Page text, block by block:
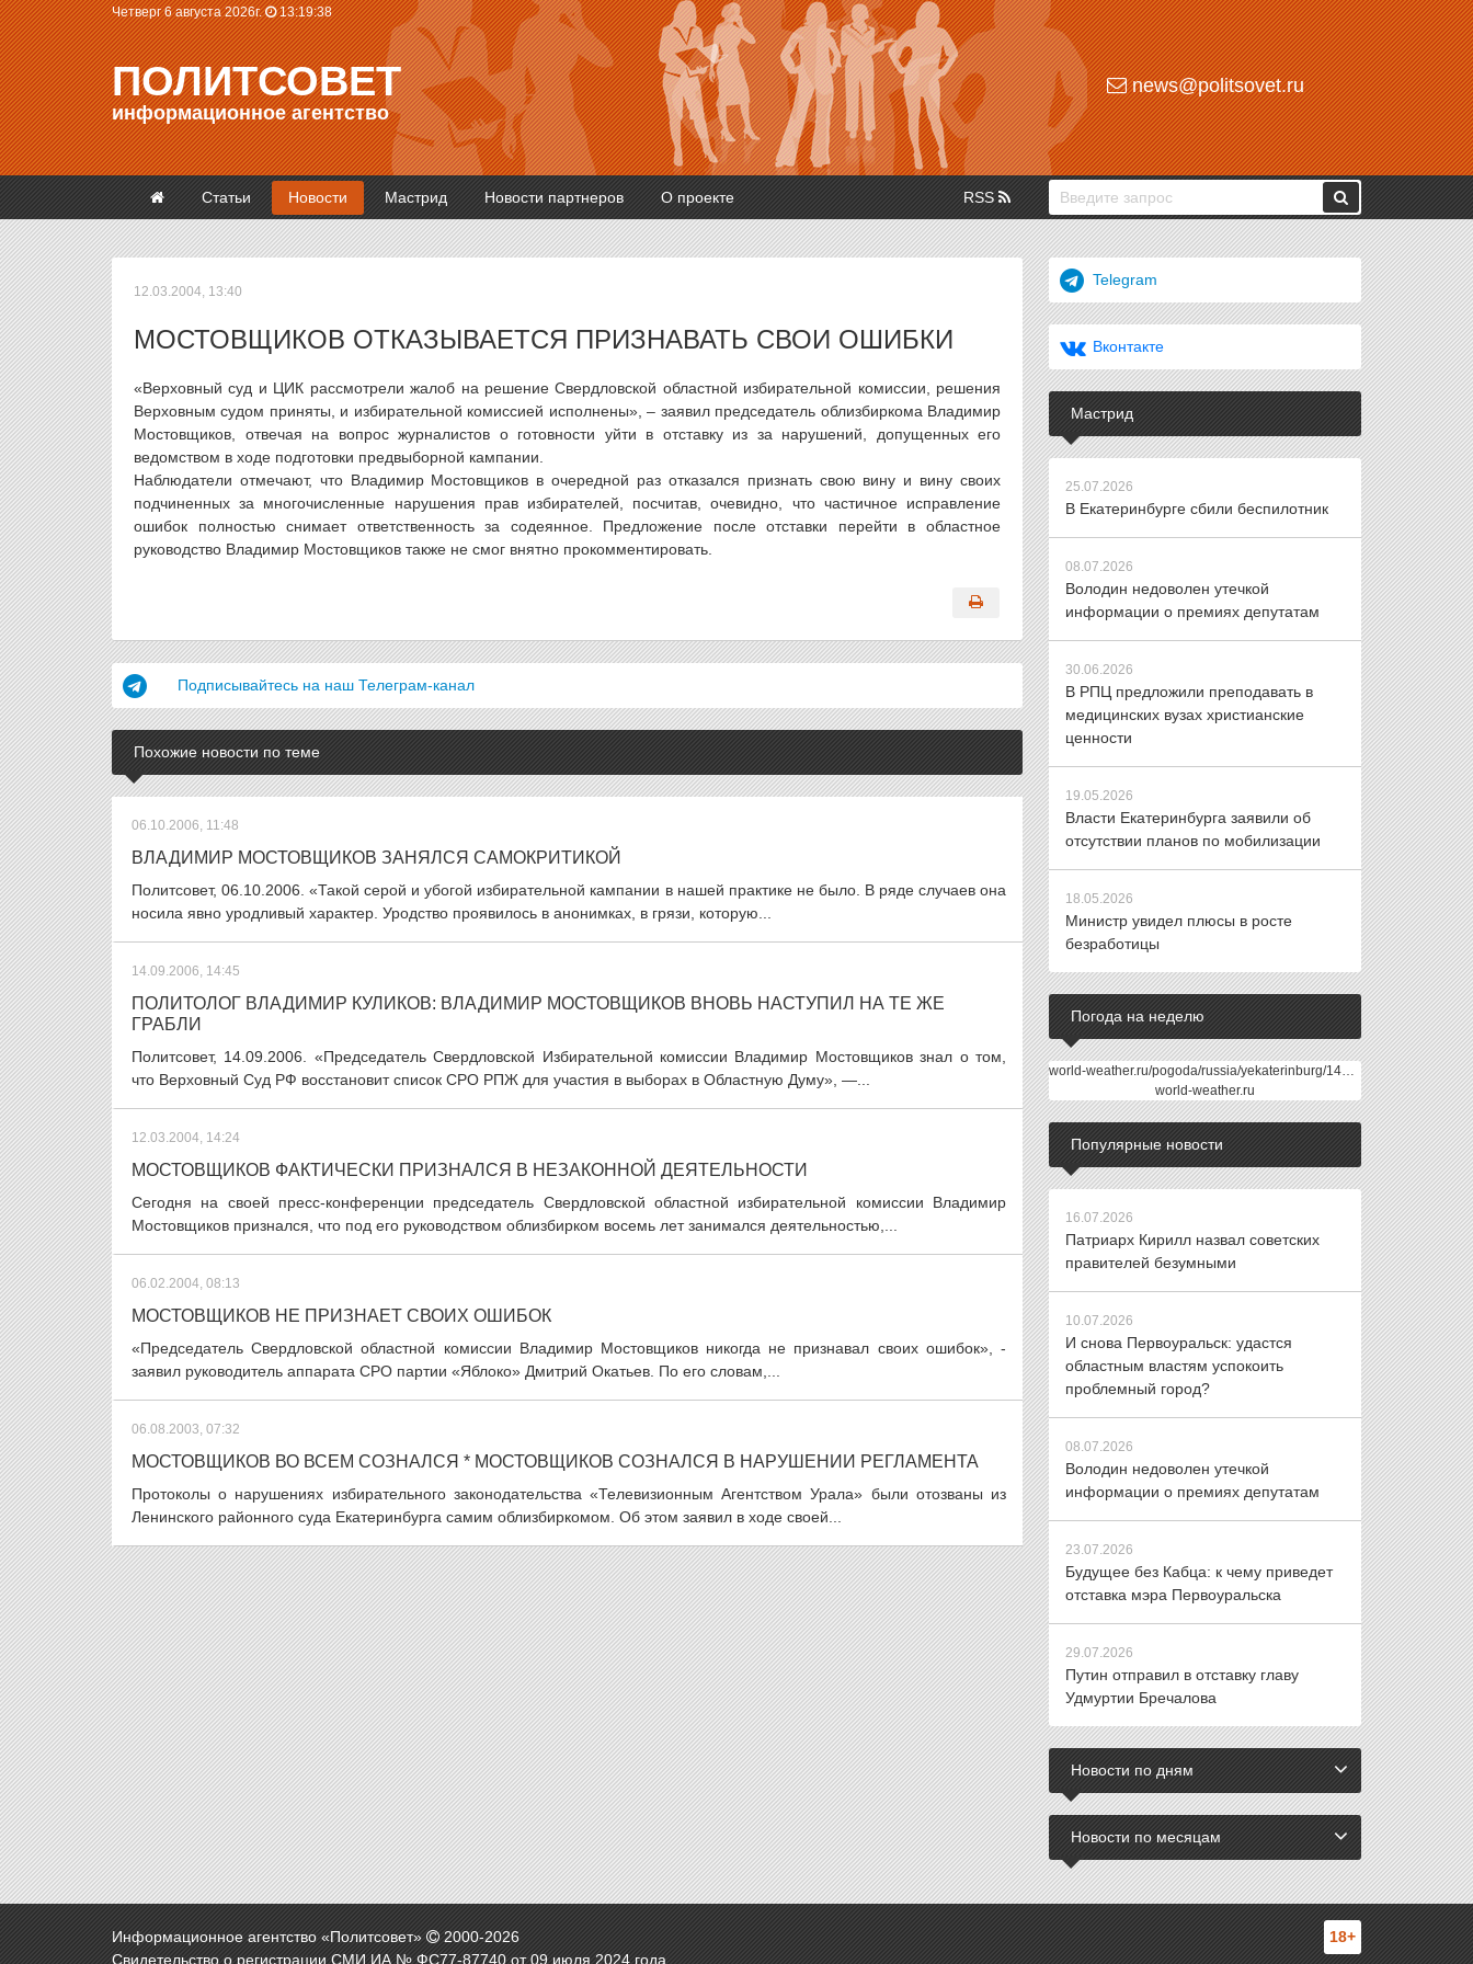
Четверг 6 августа 2026г. 13:19:38
ПОЛИТСОВЕТ
информационное агентство
news@politsovet.ru
Статьи Новости Мастрид Новости партнеров О проекте RSS
12.03.2004, 13:40
МОСТОВЩИКОВ ОТКАЗЫВАЕТСЯ ПРИЗНАВАТЬ СВОИ ОШИБКИ
«Верховный суд и ЦИК рассмотрели жалоб на решение Свердловской областной избирательной комиссии, решения
Верховным судом приняты, и избирательной комиссией исполнены», – заявил председатель облизбиркома Владимир
Мостовщиков, отвечая на вопрос журналистов о готовности уйти в отставку из за нарушений, допущенных его
ведомством в ходе подготовки предвыборной кампании.
Наблюдатели отмечают, что Владимир Мостовщиков в очередной раз отказался признать свою вину и вину своих
подчиненных за многочисленные нарушения прав избирателей, посчитав, очевидно, что частичное исправление
ошибок полностью снимает ответственность за содеянное. Предложение после отставки перейти в областное
руководство Владимир Мостовщиков также не смог внятно прокомментировать.
Подписывайтесь на наш Телеграм-канал
Похожие новости по теме
06.10.2006, 11:48
ВЛАДИМИР МОСТОВЩИКОВ ЗАНЯЛСЯ САМОКРИТИКОЙ
Политсовет, 06.10.2006. «Такой серой и убогой избирательной кампании в нашей практике не было. В ряде случаев она
носила явно уродливый характер. Уродство проявилось в анонимках, в грязи, которую...
14.09.2006, 14:45
ПОЛИТОЛОГ ВЛАДИМИР КУЛИКОВ: ВЛАДИМИР МОСТОВЩИКОВ ВНОВЬ НАСТУПИЛ НА ТЕ ЖЕ
ГРАБЛИ
Политсовет, 14.09.2006. «Председатель Свердловской Избирательной комиссии Владимир Мостовщиков знал о том,
что Верховный Суд РФ восстановит список СРО РПЖ для участия в выборах в Областную Думу», —...
12.03.2004, 14:24
МОСТОВЩИКОВ ФАКТИЧЕСКИ ПРИЗНАЛСЯ В НЕЗАКОННОЙ ДЕЯТЕЛЬНОСТИ
Сегодня на своей пресс-конференции председатель Свердловской областной избирательной комиссии Владимир
Мостовщиков признался, что под его руководством облизбирком восемь лет занимался деятельностью,...
06.02.2004, 08:13
МОСТОВЩИКОВ НЕ ПРИЗНАЕТ СВОИХ ОШИБОК
«Председатель Свердловской областной комиссии Владимир Мостовщиков никогда не признавал своих ошибок», -
заявил руководитель аппарата СРО партии «Яблоко» Дмитрий Окатьев. По его словам,...
06.08.2003, 07:32
МОСТОВЩИКОВ ВО ВСЕМ СОЗНАЛСЯ * МОСТОВЩИКОВ СОЗНАЛСЯ В НАРУШЕНИИ РЕГЛАМЕНТА
Протоколы о нарушениях избирательного законодательства «Телевизионным Агентством Урала» были отозваны из
Ленинского районного суда Екатеринбурга самим облизбиркомом. Об этом заявил в ходе своей...
Telegram
Вконтакте
Мастрид
25.07.2026
В Екатеринбурге сбили беспилотник
08.07.2026
Володин недоволен утечкой
информации о премиях депутатам
30.06.2026
В РПЦ предложили преподавать в
медицинских вузах христианские
ценности
19.05.2026
Власти Екатеринбурга заявили об
отсутствии планов по мобилизации
18.05.2026
Министр увидел плюсы в росте
безработицы
Погода на неделю
world-weather.ru/pogoda/russia/yekaterinburg/14days/
world-weather.ru
Популярные новости
16.07.2026
Патриарх Кирилл назвал советских
правителей безумными
10.07.2026
И снова Первоуральск: удастся
областным властям успокоить
проблемный город?
08.07.2026
Володин недоволен утечкой
информации о премиях депутатам
23.07.2026
Будущее без Кабца: к чему приведет
отставка мэра Первоуральска
29.07.2026
Путин отправил в отставку главу
Удмуртии Бречалова
Новости по дням
Новости по месяцам
Информационное агентство «Политсовет» 2000-2026
Свидетельство о регистрации СМИ ИА № ФС77-87740 от 09 июля 2024 года.
18+